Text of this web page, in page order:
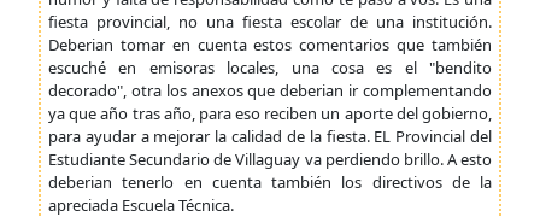
fiesta provincial, no una fiesta escolar de una institución.
Deberian tomar en cuenta estos comentarios que también
escuché en emisoras locales, una cosa es el "bendito
decorado", otra los anexos que deberian ir complementando
ya que año tras año, para eso reciben un aporte del gobierno,
para ayudar a mejorar la calidad de la fiesta. EL Provincial del
Estudiante Secundario de Villaguay va perdiendo brillo. A esto
deberian tenerlo en cuenta también los directivos de la
apreciada Escuela Técnica.